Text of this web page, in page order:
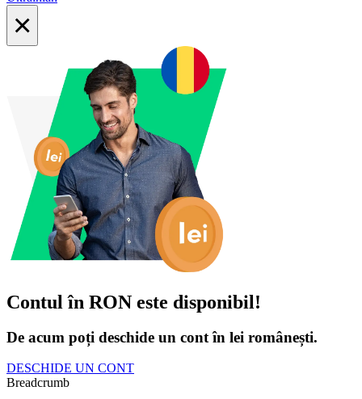
×
Contul în RON este disponibil!
De acum poți deschide un cont în lei românești.
DESCHIDE UN CONT
Breadcrumb